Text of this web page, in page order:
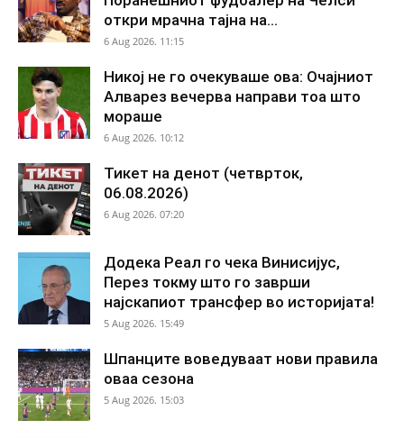
откри мрачна тајна на...
6 Aug 2026. 11:15
Никој не го очекуваше ова: Очајниот
Алварез вечерва направи тоа што
мораше
6 Aug 2026. 10:12
Тикет на денот (четврток,
06.08.2026)
6 Aug 2026. 07:20
Додека Реал го чека Винисијус,
Перез токму што го заврши
најскапиот трансфер во историјата!
5 Aug 2026. 15:49
Шпанците воведуваат нови правила
оваа сезона
5 Aug 2026. 15:03